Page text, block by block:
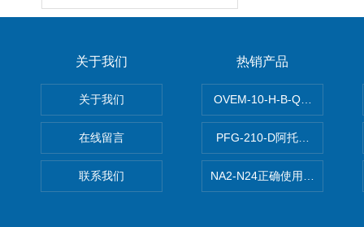
关于我们
关于我们
在线留言
联系我们
热销产品
OVEM-10-H-B-QO-CE-N-2P
PFG-210-D阿托斯ATOS电
NA2-N24正确使用松下安全光